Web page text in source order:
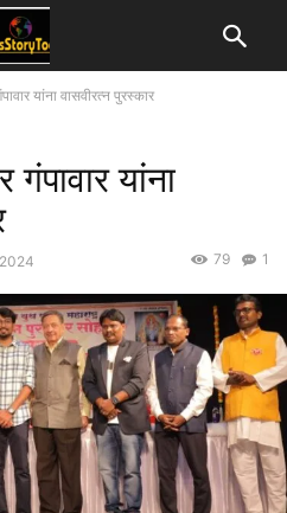
यांना वासवीरत्न पुरस्कार
यांना
1
79